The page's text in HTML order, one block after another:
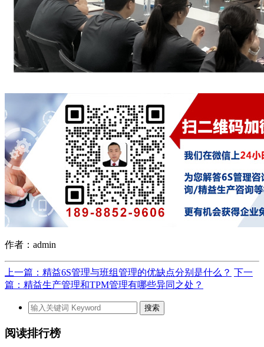
作者：admin
上一篇：精益6S管理与班组管理的优缺点分别是什么？ 下一
篇：精益生产管理和TPM管理有哪些异同之处？
阅读排行榜